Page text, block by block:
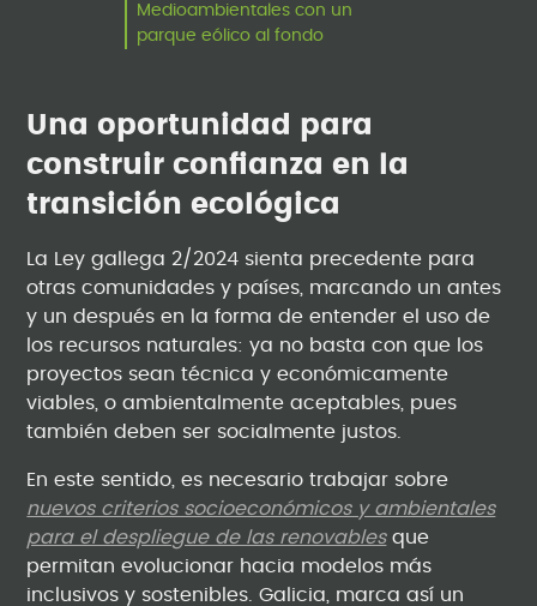
Medioambientales con un
parque eólico al fondo
Una oportunidad para
construir confianza en la
transición ecológica
La Ley gallega 2/2024 sienta precedente para
otras comunidades y países, marcando un antes
y un después en la forma de entender el uso de
los recursos naturales: ya no basta con que los
proyectos sean técnica y económicamente
viables, o ambientalmente aceptables, pues
también deben ser socialmente justos.
En este sentido, es necesario trabajar sobre
nuevos criterios socioeconómicos y ambientales
para el despliegue de las renovablesque
permitan evolucionar hacia modelos más
inclusivos y sostenibles. Galicia, marca así un